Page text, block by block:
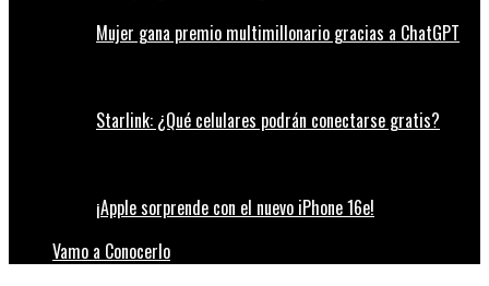
Mujer gana premio multimillonario gracias a ChatGPT
Starlink: ¿Qué celulares podrán conectarse gratis?
¡Apple sorprende con el nuevo iPhone 16e!
Vamo a Conocerlo